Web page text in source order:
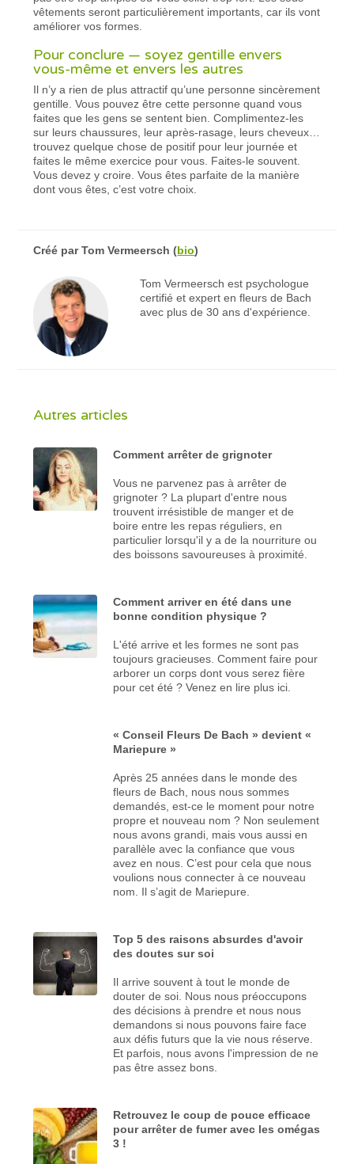
vêtements seront particulièrement importants, car ils vont
améliorer vos formes.
Pour conclure — soyez gentille envers
vous-même et envers les autres
Il n’y a rien de plus attractif qu’une personne sincèrement
gentille. Vous pouvez être cette personne quand vous
faites que les gens se sentent bien. Complimentez-les
sur leurs chaussures, leur après-rasage, leurs cheveux…
trouvez quelque chose de positif pour leur journée et
faites le même exercice pour vous. Faites-le souvent.
Vous devez y croire. Vous êtes parfaite de la manière
dont vous êtes, c’est votre choix.
Créé parTom Vermeersch (bio)
Tom Vermeersch est psychologue
certifié et expert en fleurs de Bach
avec plus de 30 ans d'expérience.
Autres articles
Comment arrêter de grignoter
Vous ne parvenez pas à arrêter de
grignoter ? La plupart d'entre nous
trouvent irrésistible de manger et de
boire entre les repas réguliers, en
particulier lorsqu'il y a de la nourriture ou
des boissons savoureuses à proximité.
Comment arriver en été dans une
bonne condition physique ?
L'été arrive et les formes ne sont pas
toujours gracieuses. Comment faire pour
arborer un corps dont vous serez fière
pour cet été ? Venez en lire plus ici.
« Conseil Fleurs De Bach » devient «
Mariepure »
Après 25 années dans le monde des
fleurs de Bach, nous nous sommes
demandés, est-ce le moment pour notre
propre et nouveau nom ? Non seulement
nous avons grandi, mais vous aussi en
parallèle avec la confiance que vous
avez en nous. C’est pour cela que nous
voulions nous connecter à ce nouveau
nom. Il s’agit de Mariepure.
Top 5 des raisons absurdes d'avoir
des doutes sur soi
Il arrive souvent à tout le monde de
douter de soi. Nous nous préoccupons
des décisions à prendre et nous nous
demandons si nous pouvons faire face
aux défis futurs que la vie nous réserve.
Et parfois, nous avons l'impression de ne
pas être assez bons.
Retrouvez le coup de pouce efficace
pour arrêter de fumer avec les omégas
3 !